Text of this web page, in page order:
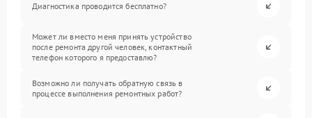
Диагностика проводится бесплатно?
Может ли вместо меня принять устройство
после ремонта другой человек, контактный
телефон которого я предоставлю?
Возможно ли получать обратную связь в
процессе выполнения ремонтных работ?